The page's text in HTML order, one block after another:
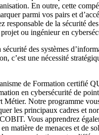
En outre, cette
parmi vos pairs et
responsable de la sécurité
ou ingénieur en
des systèmes
c’est une nécessité
de Formation certifié
en cybersécurité de
Métier. Notre programme
les principaux cadres et
Vous apprendrez
matière de menaces et de